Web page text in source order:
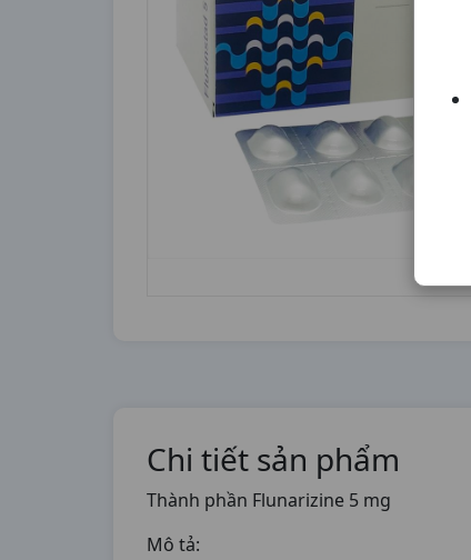
Chi tiết sản phẩm
Thành phần Flunarizine 5 mg
Mô tả: